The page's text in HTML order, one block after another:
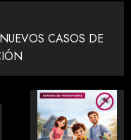
CASOS DE